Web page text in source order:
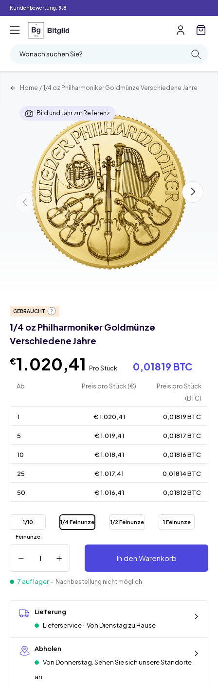
Kundenbewertung: 9,8
Wonach suchen Sie?
Home / 1/4 oz Philharmoniker Goldmünze Verschiedene Jahre
Bild und Jahr zur Referenz
GEBRAUCHT
1/4 oz Philharmoniker Goldmünze
Verschiedene Jahre
€1.020,41 Pro Stück 0,01819 BTC
Ab Preis pro Stück (€)
Preis pro Stück
(BTC)
1 € 1.020,41 0,01819 BTC
5 € 1.019,41 0,01817 BTC
10 € 1.018,41 0,01816 BTC
25 € 1.017,41 0,01814 BTC
50 € 1.016,41 0,01812 BTC
1/10
Feinunze
1/4 Feinunze 1/2 Feinunze 1 Feinunze
In den Warenkorb
7 auf lager - Nachbestellung nicht möglich
Lieferung
Lieferservice - Von Dienstag zu Hause
Abholen
Von Donnerstag. Sehen Sie sich unsere Standorte
an